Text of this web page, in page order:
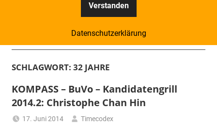
Kompass
–
Zeitung
für
Piraten
SCHLAGWORT: 32 JAHRE
KOMPASS – BuVo – Kandidatengrill
2014.2: Christophe Chan Hin
17. Juni 2014
Timecodex
Verstanden
Datenschutzerklärung